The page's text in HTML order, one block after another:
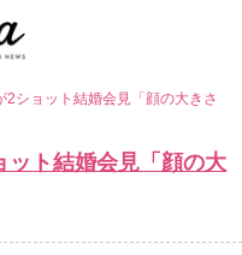
2ショット結婚会見「顔の大きさ
ット結婚会見「顔の大